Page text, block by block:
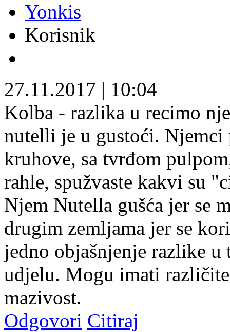
Yonkis
Korisnik
27.11.2017 | 10:04
Kolba - razlika u recimo
nutelli je u gustoći.
kruhove, sa tvrđom
rahle, spužvaste kakvi su
Njem Nutella gušća jer se
drugim zemljama jer se
jedno objašnjenje razlike
udjelu. Mogu imati
mazivost.
Odgovori Citiraj